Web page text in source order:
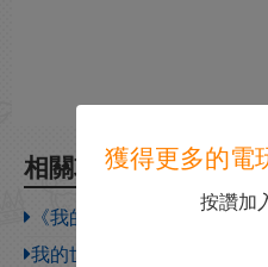
相關攻略
《我的世界》遊俠對戰平台
我的世界凋靈召喚方法
獲得更多的電
按讚加